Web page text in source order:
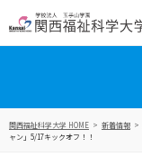
学部・学科・大学院
関西福祉科学大学 HOME > 新着情報 >
ャン」5/17キックオフ！！